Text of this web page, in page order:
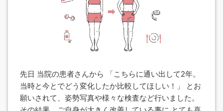
先日 当院の患者さんから 「こちらに通い出して2年。
当時と今とでどう変化したか比較してほしい！」 とお
願いされて、姿勢写真や様々な検査など行いました。